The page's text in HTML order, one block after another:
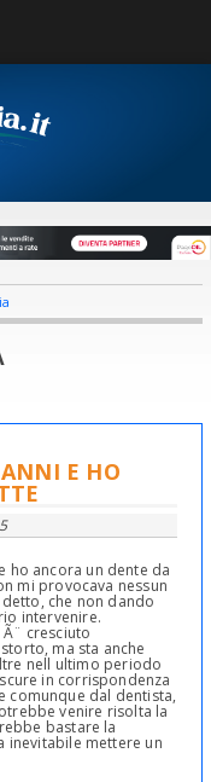
E HO
ho ancora un dente da
mi provocava nessun
che non dando
intervenire.
cresciuto
ma sta anche
nell ultimo periodo
in corrispondenza
comunque dal dentista,
venire risolta la
bastare la
inevitabile mettere un